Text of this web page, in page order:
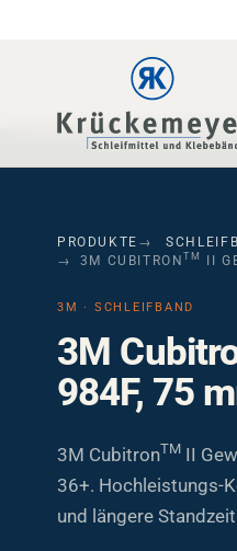
PRODUKTE
3M CUBITRON TM II
3M · SCHLEIFBAND
3M
984F, 75
3M CubitronTM II
36+. Hochleistungs-
und längere